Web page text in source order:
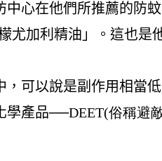
心在他們所推薦的防
尤加利精油」。這也是
可以說是副作用相當
學產品──DEET(俗稱避